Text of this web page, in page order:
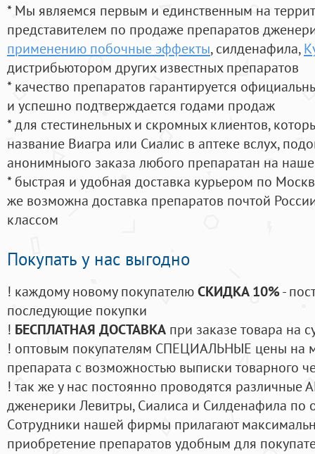
* Мы являемся первым и единственным на
представителем по продаже препаратов
применению побочные эффекты, силденафила,
дистрибьютором других известных препаратов
* качество препаратов гарантируется
и успешно подтверждается годами продаж
* для стестинельных и скромных клиентов,
название Виагра или Сиалис в аптеке вслух,
анонимныого заказа любого препаратан на
* быстрая и удобная доставка курьером по
же возможна доставка препаратов почтой
классом
Покупать у нас выгодно
! каждому новому покупателюСКИДКА 10%-
последующие покупки
! БЕСПЛАТНАЯ ДОСТАВКА при заказе товара на
! оптовым покупателям СПЕЦИАЛЬНЫЕ цены на
препарата с возможностью выписки товарного
! так же у нас постоянно проводятся
дженерики Левитры, Сиалиса и Силденафила по
Cотрудники нашей фирмы прилагают
приобретение препаратов удобным для